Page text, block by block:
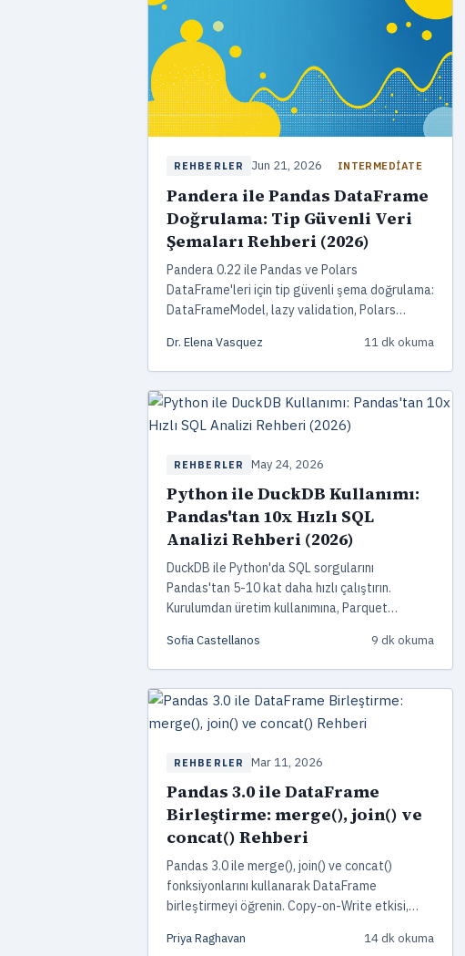
REHBERLER Jun 21, 2026 INTERMEDIATE
Pandera ile Pandas DataFrame
Doğrulama: Tip Güvenli Veri
Şemaları Rehberi (2026)
Pandera 0.22 ile Pandas ve Polars
DataFrame'leri için tip güvenli şema doğrulama:
DataFrameModel, lazy validation, Polars
seviyesinde veri kontratları.
Dr. Elena Vasquez 11 dk okuma
REHBERLER May 24, 2026
Python ile DuckDB Kullanımı:
Pandas'tan 10x Hızlı SQL
Analizi Rehberi (2026)
DuckDB ile Python'da SQL sorgularını
Pandas'tan 5-10 kat daha hızlı çalıştırın.
Kurulumdan üretim kullanımına, Parquet
pratik bir rehber.
Sofia Castellanos 9 dk okuma
REHBERLER Mar 11, 2026
Pandas 3.0 ile DataFrame
Birleştirme: merge(), join() ve
concat() Rehberi
Pandas 3.0 ile merge(), join() ve concat()
fonksiyonlarını kullanarak DataFrame
birleştirmeyi öğrenin. Copy-on-Write etkisi,
örnekleriyle pratik rehber.
Priya Raghavan 14 dk okuma